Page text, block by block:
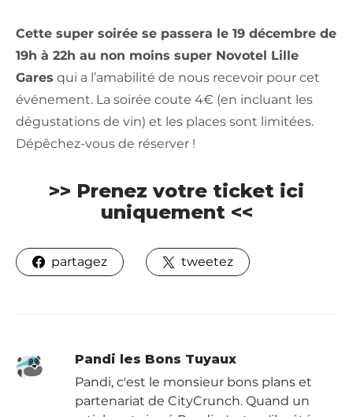
Cette super soirée se passera le 19 décembre de
19h à 22h au non moins super Novotel Lille
Gares qui a l’amabilité de nous recevoir pour cet
événement. La soirée coute 4€ (en incluant les
dégustations de vin) et les places sont limitées.
Dépêchez-vous de réserver !
>> Prenez votre ticket ici
uniquement<<
partagez tweetez
Pandi les Bons Tuyaux
Pandi, c'est le monsieur bons plans et
partenariat de CityCrunch. Quand un